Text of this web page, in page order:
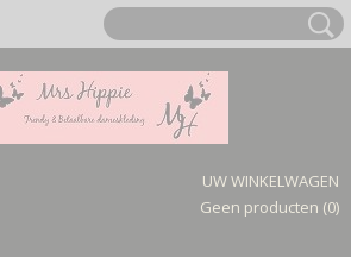
UW WINKELWAGEN
Geen producten (0)